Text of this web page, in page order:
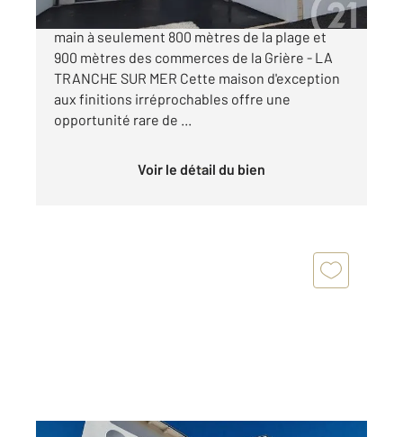
Villa contemporaine de 2018 : le confort clé en
main à seulement 800 mètres de la plage et
900 mètres des commerces de la Grière - LA
TRANCHE SUR MER Cette maison d'exception
aux finitions irréprochables offre une
opportunité rare de ...
Voir le détail du bien